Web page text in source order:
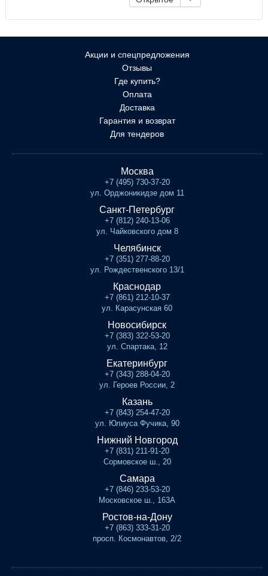
Акции и спецпредложения
Отзывы
Где купить?
Оплата
Доставка
Гарантия и возврат
Для тендеров
Москва
+7 (495) 730-37-20
ул. Орджоникидзе дом 11
Санкт-Петербург
+7 (812) 240-13-06
ул. Чайковского дом 8
Челябинск
+7 (351) 277-88-20
ул. Рождественского 13/1
Краснодар
+7 (861) 212-10-37
ул. Карасунская 60
Новосибирск
+7 (383) 322-53-20
ул. Спартака, 12
Екатеринбург
+7 (343) 288-04-20
ул. Героев России, 2
Казань
+7 (843) 254-47-20
ул. Юлиуса Фучика, 90
Нижний Новгород
+7 (831) 211-91-20
Сормовское ш., 20
Самара
+7 (846) 233-53-20
Московское ш., 163А
Ростов-на-Дону
+7 (863) 333-31-20
просп. Космонавтов, 2/2